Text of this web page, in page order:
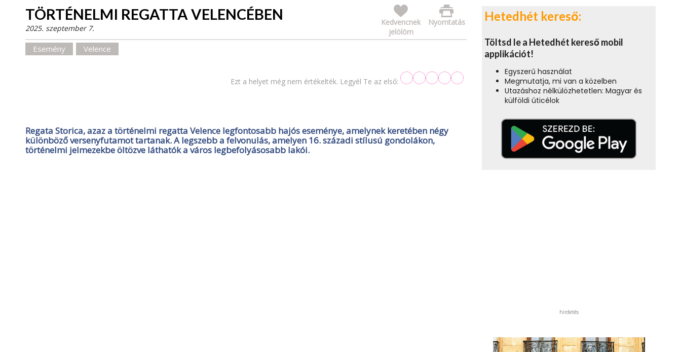
TÖRTÉNELMI REGATTA VELENCÉBEN Nyomtatás
Kedvencnek
jelölöm
2025. szeptember 7.
Esemény Velence
Ezt a helyet még nem értékelték. Legyél Te az első:
Regata Storica, azaz a történelmi regatta Velence legfontosabb hajós eseménye, amelynek keretében négy
különböző versenyfutamot tartanak. A legszebb a felvonulás, amelyen 16. századi stílusú gondolákon,
történelmi jelmezekbe öltözve láthatók a város legbefolyásosabb lakói.
Hetedhét kereső:
Töltsd le a Hetedhét kereső mobil
applikációt!
Egyszerű használat
Megmutatja, mi van a közelben
Utazáshoz nélkülözhetetlen: Magyar és
külföldi úticélok
hirdetés